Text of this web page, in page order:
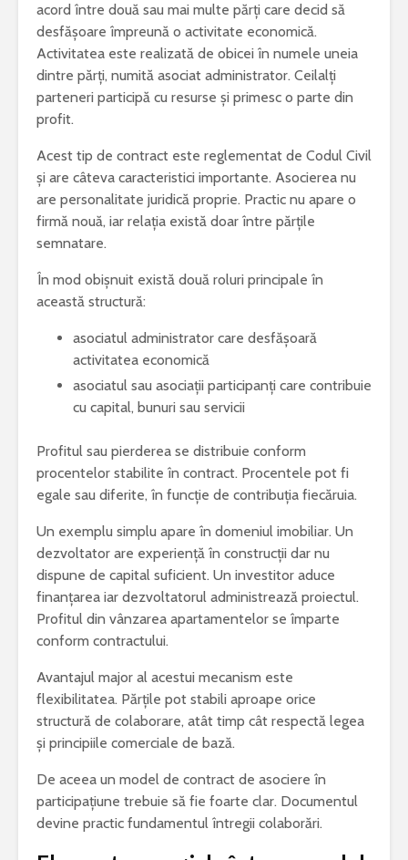
acord între două sau mai multe părți care decid să
desfășoare împreună o activitate economică.
Activitatea este realizată de obicei în numele uneia
dintre părți, numită asociat administrator. Ceilalți
parteneri participă cu resurse și primesc o parte din
profit.
Acest tip de contract este reglementat de Codul Civil
și are câteva caracteristici importante. Asocierea nu
are personalitate juridică proprie. Practic nu apare o
firmă nouă, iar relația există doar între părțile
semnatare.
În mod obișnuit există două roluri principale în
această structură:
asociatul administrator care desfășoară
activitatea economică
asociatul sau asociații participanți care contribuie
cu capital, bunuri sau servicii
Profitul sau pierderea se distribuie conform
procentelor stabilite în contract. Procentele pot fi
egale sau diferite, în funcție de contribuția fiecăruia.
Un exemplu simplu apare în domeniul imobiliar. Un
dezvoltator are experiență în construcții dar nu
dispune de capital suficient. Un investitor aduce
finanțarea iar dezvoltatorul administrează proiectul.
Profitul din vânzarea apartamentelor se împarte
conform contractului.
Avantajul major al acestui mecanism este
flexibilitatea. Părțile pot stabili aproape orice
structură de colaborare, atât timp cât respectă legea
și principiile comerciale de bază.
De aceea un model de contract de asociere în
participațiune trebuie să fie foarte clar. Documentul
devine practic fundamentul întregii colaborări.